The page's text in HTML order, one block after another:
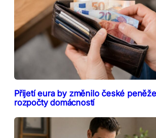
Přijetí eura by změnilo české
rozpočty domácností